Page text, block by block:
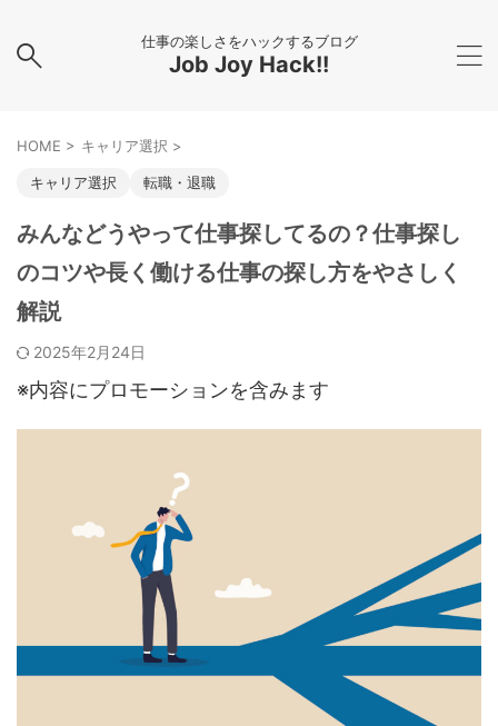
仕事の楽しさをハックするブログ
Job Joy Hack!!
HOME > キャリア選択 >
キャリア選択 転職・退職
みんなどうやって仕事探してるの？仕事探し
のコツや長く働ける仕事の探し方をやさしく
解説
2025年2月24日
※内容にプロモーションを含みます